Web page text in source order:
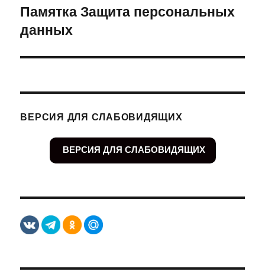
Следующая
запись:
Памятка Защита персональных
данных
ВЕРСИЯ ДЛЯ СЛАБОВИДЯЩИХ
ВЕРСИЯ ДЛЯ СЛАБОВИДЯЩИХ